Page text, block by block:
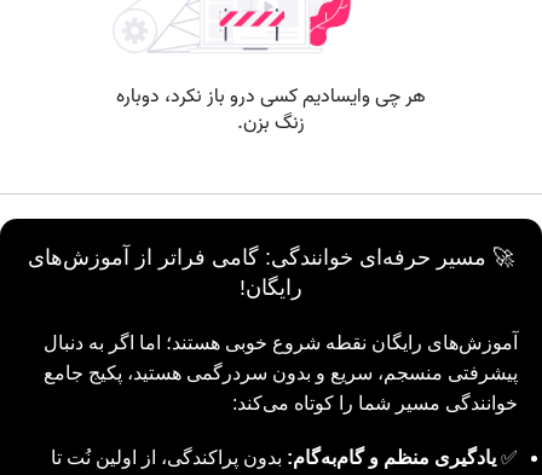
🚀 مسیر حرفه‌ای خوانندگی: گامی فراتر از آموزش‌های
رایگان!
آموزش‌های رایگان نقطه شروع خوبی هستند؛ اما اگر به دنبال
پیشرفتی منسجم، سریع و بدون سردرگمی هستید، پکیج جامع
خوانندگی مسیر شما را کوتاه می‌کند:
✅ یادگیری منظم و گام‌به‌گام: بدون پراکندگی، از اولین نُت تا